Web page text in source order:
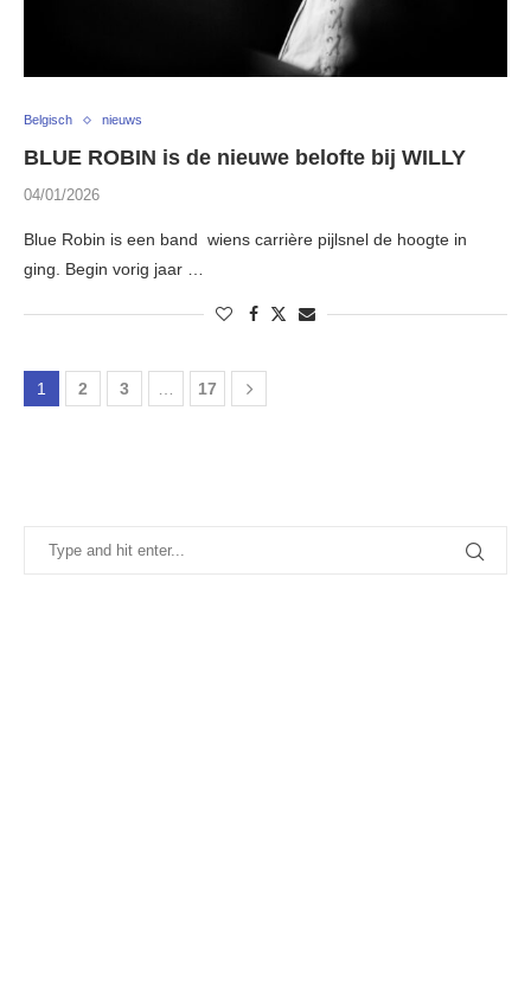
Belgisch nieuws
BLUE ROBIN is de nieuwe belofte bij WILLY
04/01/2026
Blue Robin is een band wiens carrière pijlsnel de hoogte in
ging. Begin vorig jaar …
1 2 3 … 17